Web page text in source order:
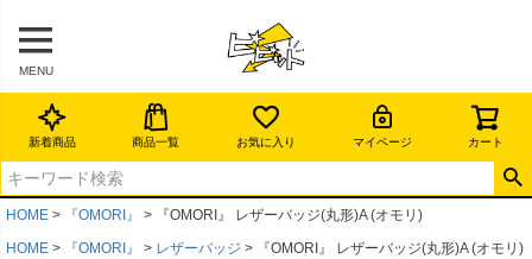
MENU
新着商品 商品一覧 お気に入り マイページ カート
HOME 『OMORI』
『OMORI』 レザーバッジ(丸形)A (オモリ)
HOME
『OMORI』 レザーバッジ 『OMORI』 レザーバッジ(丸形)A (オモリ)